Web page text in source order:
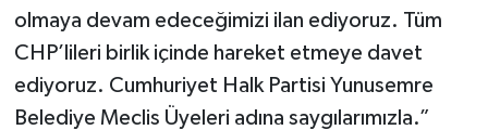
olmaya devam edeceğimizi ilan ediyoruz. Tüm
CHP’lileri birlik içinde hareket etmeye davet
ediyoruz. Cumhuriyet Halk Partisi Yunusemre
Belediye Meclis Üyeleri adına saygılarımızla.”